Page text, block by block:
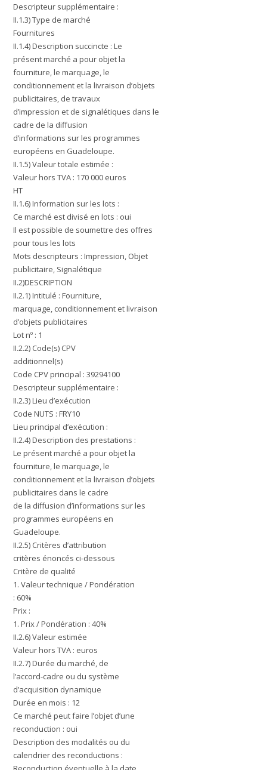
Descripteur supplémentaire :
II.1.3) Type de marché
Fournitures
II.1.4) Description succincte : Le
présent marché a pour objet la
fourniture, le marquage, le
conditionnement et la livraison d’objets
publicitaires, de travaux
d’impression et de signalétiques dans le
cadre de la diffusion
d’informations sur les programmes
européens en Guadeloupe.
II.1.5) Valeur totale estimée :
Valeur hors TVA : 170 000 euros
HT
II.1.6) Information sur les lots :
Ce marché est divisé en lots : oui
Il est possible de soumettre des offres
pour tous les lots
Mots descripteurs : Impression, Objet
publicitaire, Signalétique
II.2)DESCRIPTION
II.2.1) Intitulé : Fourniture,
marquage, conditionnement et livraison
d’objets publicitaires
Lot nº : 1
II.2.2) Code(s) CPV
additionnel(s)
Code CPV principal : 39294100
Descripteur supplémentaire :
II.2.3) Lieu d’exécution
Code NUTS : FRY10
Lieu principal d’exécution :
II.2.4) Description des prestations :
Le présent marché a pour objet la
fourniture, le marquage, le
conditionnement et la livraison d’objets
publicitaires dans le cadre
de la diffusion d’informations sur les
programmes européens en
Guadeloupe.
II.2.5) Critères d’attribution
critères énoncés ci-dessous
Critère de qualité
1. Valeur technique / Pondération
: 60%
Prix :
1. Prix / Pondération : 40%
II.2.6) Valeur estimée
Valeur hors TVA : euros
II.2.7) Durée du marché, de
l’accord-cadre ou du système
d’acquisition dynamique
Durée en mois : 12
Ce marché peut faire l’objet d’une
reconduction : oui
Description des modalités ou du
calendrier des reconductions :